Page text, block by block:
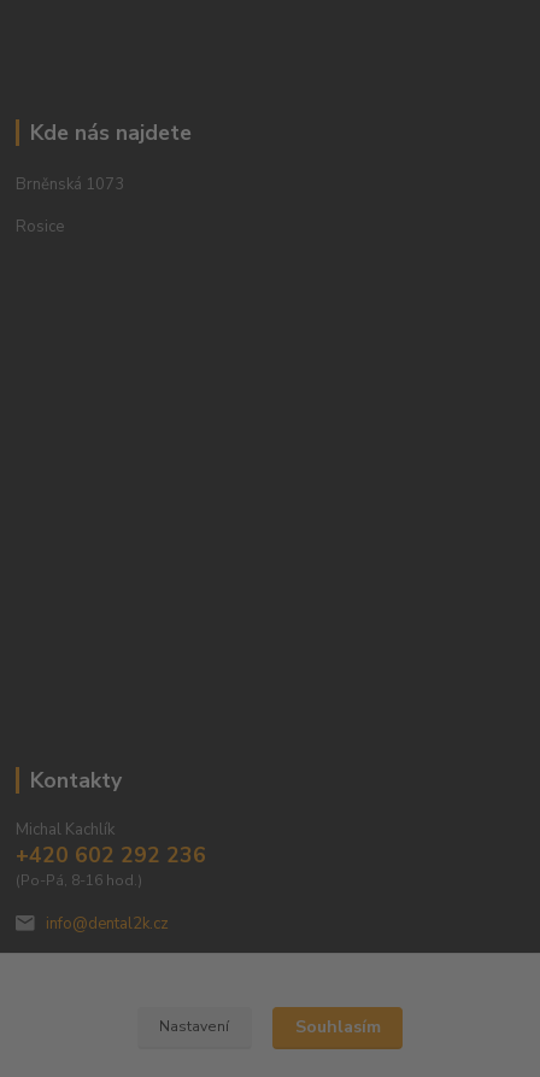
Kde nás najdete
Brněnská 1073
Rosice
Kontakty
Michal Kachlík
+420 602 292 236
(Po-Pá, 8-16 hod.)
info@dental2k.cz
Nastavení Souhlasím